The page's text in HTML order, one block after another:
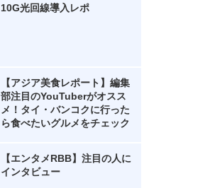
10G光回線導入レポ
【アジア美食レポート】編集
部注目のYouTuberがオスス
メ！タイ・バンコクに行った
ら食べたいグルメをチェック
【エンタメRBB】注目の人に
インタビュー